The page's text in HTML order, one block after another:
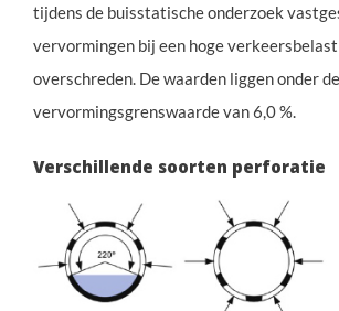
tijdens de buisstatische onderzoek
vervormingen bij een hoge
overschreden. De waarden liggen onder
vervormingsgrenswaarde van 6,0 %.
Verschillende soorten perforatie